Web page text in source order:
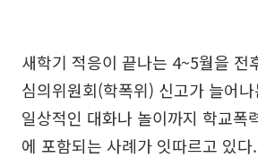
새학기 적응이 끝나는 4~5월을 전
심의위원회(학폭위) 신고가 늘어
일상적인 대화나 놀이까지 학교폭
에 포함되는 사례가 잇따르고 있